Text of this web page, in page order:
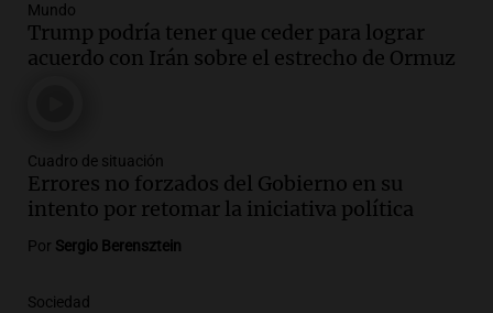
Mundo
Trump podría tener que ceder para lograr
acuerdo con Irán sobre el estrecho de Ormuz
Cuadro de situación
Errores no forzados del Gobierno en su
intento por retomar la iniciativa política
Por Sergio Berensztein
Sociedad